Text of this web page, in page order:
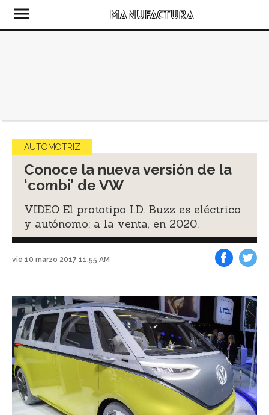
AUTOMOTRIZ
Conoce la nueva versión de la
‘combi’ de VW
VIDEO El prototipo I.D. Buzz es eléctrico
y autónomo; a la venta, en 2020.
vie 10 marzo 2017 11:55 AM